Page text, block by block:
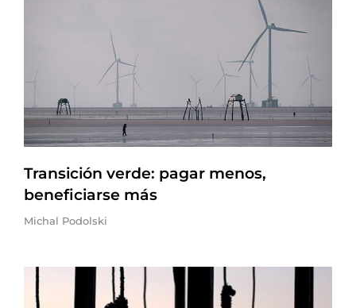
Transición verde: pagar menos,
beneficiarse más
Michal Podolski